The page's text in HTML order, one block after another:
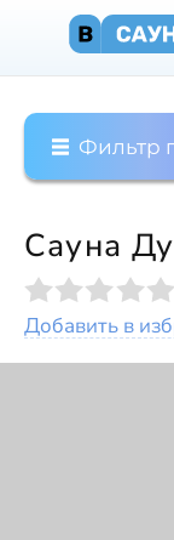
Фильтр
Сауна
Добавить в